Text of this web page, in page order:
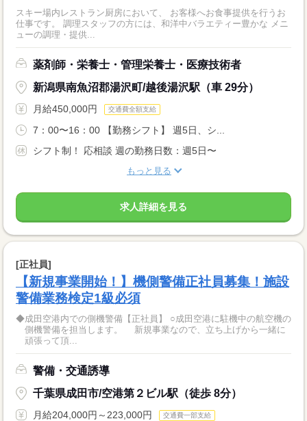
スキー場内レストラン厨房において、 お客様へお食事提供を行うお
仕事です。 調理スタッフの方には、和洋中バラエティー豊かな メニ
ューの調理・提供...
薬剤師・栄養士・管理栄養士・医療技術者
新潟県南魚沼郡湯沢町/越後湯沢駅（車 29分）
月給450,000円 交通費全額支給
7：00〜16：00 【勤務シフト】 週5日、シ...
シフト制！ 応相談 週の勤務日数：週5日〜
もっと見る
求人詳細を見る
[正社員]
【新規事業開始！】機側警備正社員募集！施設
警備業務検定1級必須
◆成田空港内での側機警備【正社員】 ○成田空港に駐機中の航空機の
側機警備を担当します。 新規事業なので、立ち上げから一緒に
頑張って頂...
警備・交通誘導
千葉県成田市/空港第２ビル駅（徒歩 8分）
月給204,000円～223,000円 交通費一部支給